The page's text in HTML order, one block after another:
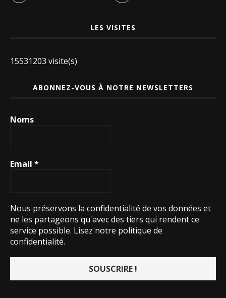
LES VISITES
15531203 visite(s)
ABONNEZ-VOUS À NOTRE NEWSLETTERS
Noms
Email *
Nous préservons la confidentialité de vos données et
ne les partageons qu'avec des tiers qui rendent ce
service possible. Lisez notre politique de
confidentialité.